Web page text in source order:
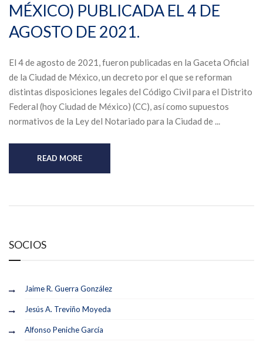
MÉXICO) PUBLICADA EL 4 DE
AGOSTO DE 2021.
El 4 de agosto de 2021, fueron publicadas en la Gaceta Oficial
de la Ciudad de México, un decreto por el que se reforman
distintas disposiciones legales del Código Civil para el Distrito
Federal (hoy Ciudad de México) (CC), así como supuestos
normativos de la Ley del Notariado para la Ciudad de ...
READ MORE
SOCIOS
Jaime R. Guerra González
Jesús A. Treviño Moyeda
Alfonso Peniche García